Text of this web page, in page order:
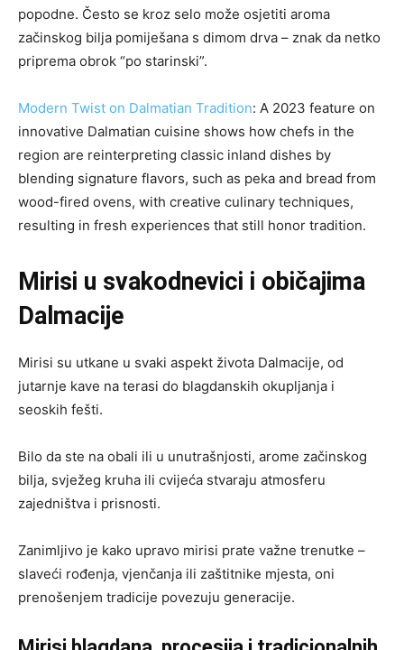
popodne. Često se kroz selo može osjetiti aroma
začinskog bilja pomiješana s dimom drva – znak da netko
priprema obrok “po starinski”.
Modern Twist on Dalmatian Tradition: A 2023 feature on
innovative Dalmatian cuisine shows how chefs in the
region are reinterpreting classic inland dishes by
blending signature flavors, such as peka and bread from
wood-fired ovens, with creative culinary techniques,
resulting in fresh experiences that still honor tradition.
Mirisi u svakodnevici i običajima
Dalmacije
Mirisi su utkane u svaki aspekt života Dalmacije, od
jutarnje kave na terasi do blagdanskih okupljanja i
seoskih fešti.
Bilo da ste na obali ili u unutrašnjosti, arome začinskog
bilja, svježeg kruha ili cvijeća stvaraju atmosferu
zajedništva i prisnosti.
Zanimljivo je kako upravo mirisi prate važne trenutke –
slaveći rođenja, vjenčanja ili zaštitnike mjesta, oni
prenošenjem tradicije povezuju generacije.